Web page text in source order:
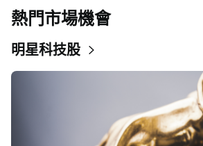
熱門市場機會
明星科技股